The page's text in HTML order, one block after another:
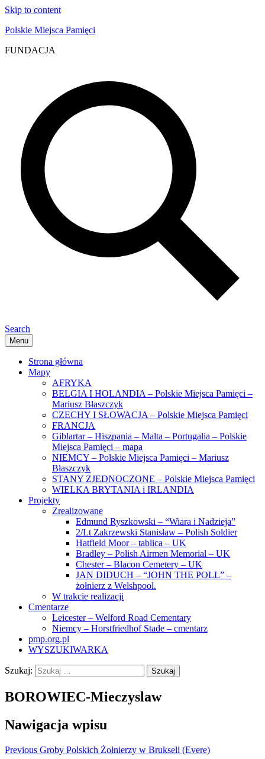
Skip to content
Polskie Miejsca Pamięci
FUNDACJA
Search
Menu
Strona główna
Mapy
AFRYKA
BELGIA I HOLANDIA – Polskie Miejsca Pamięci –
Mariusz Błaszczyk
CZECHY I SŁOWACJA – Polskie Miejsca Pamięci
FRANCJA
Giblartar – Hiszpania – Malta – Portugalia – Polskie
Miejsca Pamięci – mapa
NIEMCY – Polskie Miejsca Pamięci – Mariusz
Błaszczyk
STANY ZJEDNOCZONE – Polskie Miejsca Pamięci
WIELKA BRYTANIA i IRLANDIA
Projekty
Zrealizowane
Edmund Ryszkowski – “Wiara i Nadzieja”
2/Lt Zakrzewski Stanisław – Polish Soldier
Hatfield Moor – tablica – UK
Bradley – Polish Airmen Memorial – UK
Chester – Blacon Cemetery – UK
JAN DIDUCH – “JOHN THE POLL” –
żołnierz z Welshpool.
W trakcie realizacji
Cmentarze
Leicester – Welford Road Cementary
Niemcy – Horstfriedhof Stade – cmentarz
pmp.org.pl
WYSZUKIWARKA
Szukaj:
BOROWIEC-Mieczyslaw
Nawigacja wpisu
Previous Groby Polskich Żołnierzy w Brukseli (Evere)